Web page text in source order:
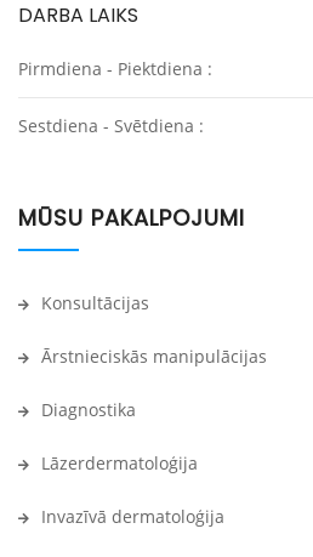
DARBA LAIKS
Pirmdiena - Piektdiena :
Sestdiena - Svētdiena :
MŪSU PAKALPOJUMI
Konsultācijas
Ārstnieciskās manipulācijas
Diagnostika
Lāzerdermatoloģija
Invazīvā dermatoloģija